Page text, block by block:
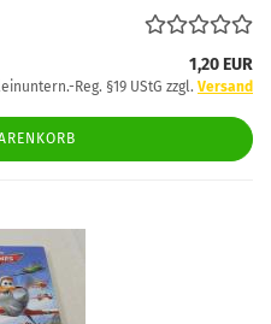
1,20 EUR
Reg. §19 UStG zzgl. Versand